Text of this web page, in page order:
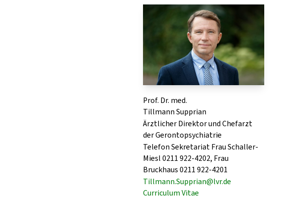
Prof. Dr. med.
Tillmann Supprian
Ärztlicher Direktor und Chefarzt
der Gerontopsychiatrie
Telefon Sekretariat Frau Schaller-
Miesl 0211 922-4202, Frau
Bruckhaus 0211 922-4201
Tillmann.Supprian@lvr.de
Curriculum Vitae